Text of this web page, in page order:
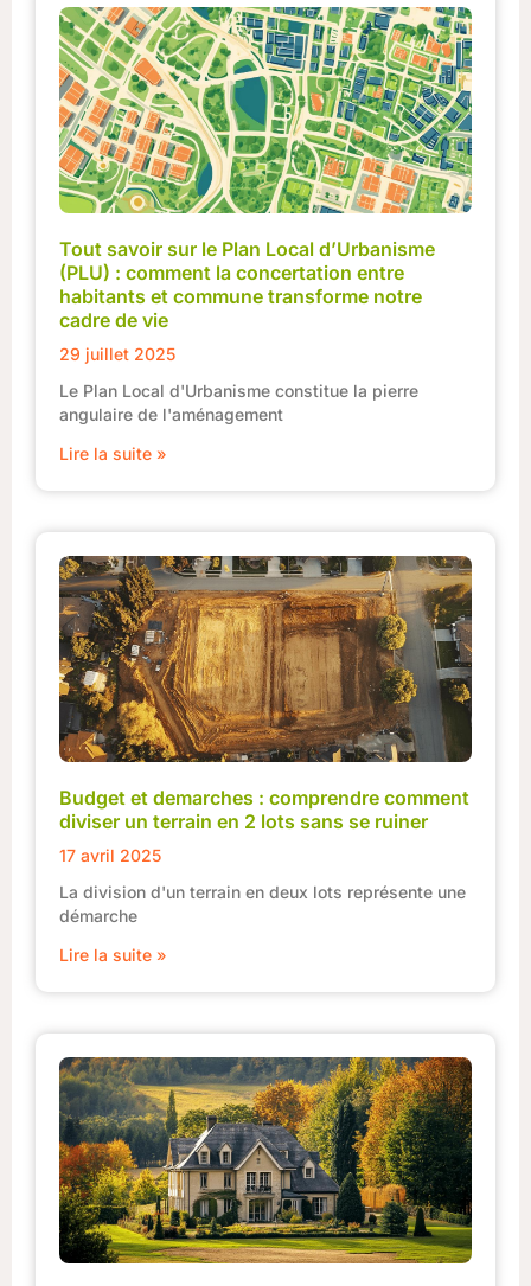
Tout savoir sur le Plan Local d’Urbanisme
(PLU) : comment la concertation entre
habitants et commune transforme notre
cadre de vie
29 juillet 2025
Le Plan Local d'Urbanisme constitue la pierre
angulaire de l'aménagement
Lire la suite »
Budget et demarches : comprendre comment
diviser un terrain en 2 lots sans se ruiner
17 avril 2025
La division d'un terrain en deux lots représente une
démarche
Lire la suite »